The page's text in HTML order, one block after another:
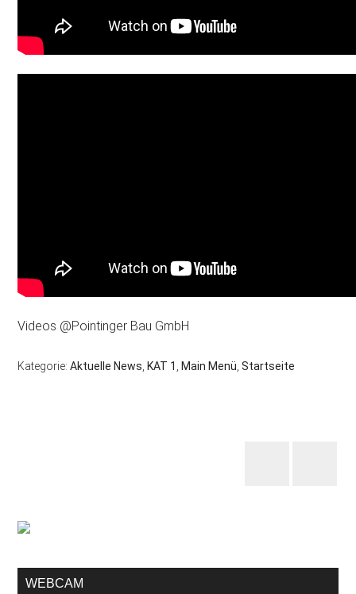
Videos @Pointinger Bau GmbH
Kategorie:Aktuelle News KAT 1 Main Menü ,Startseite
WEBCAM